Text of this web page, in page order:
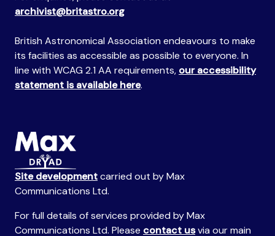
archivist@britastro.org
British Astronomical Association endeavours to make
its facilities as accessible as possible to everyone. In
line with WCAG 2.1 AA requirements, our accessibility
statement is available here.
Site developmentcarried out by Max
Communications Ltd.
For full details of services provided by Max
Communications Ltd. Please contact usvia our main